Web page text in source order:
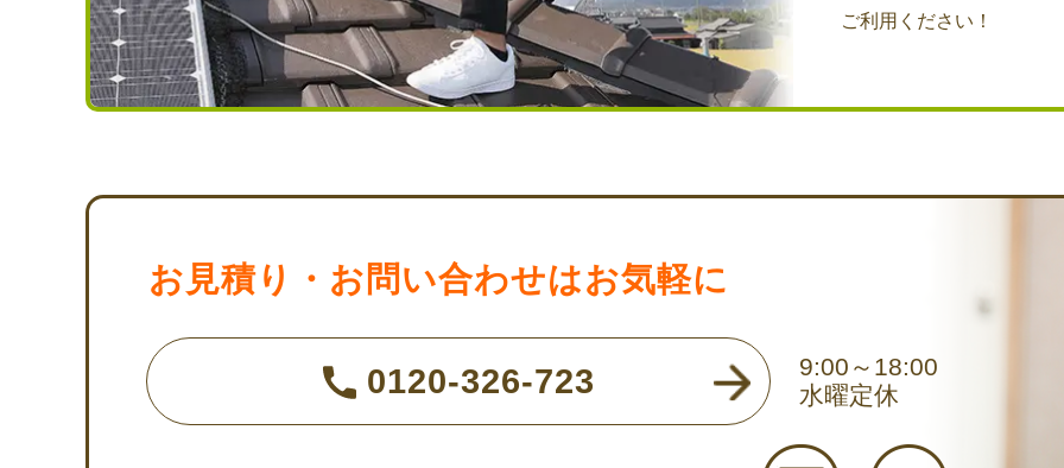
ご利用ください！
お見積り・お問い合わせはお気軽に
0120-326-723
9:00～18:00
水曜定休